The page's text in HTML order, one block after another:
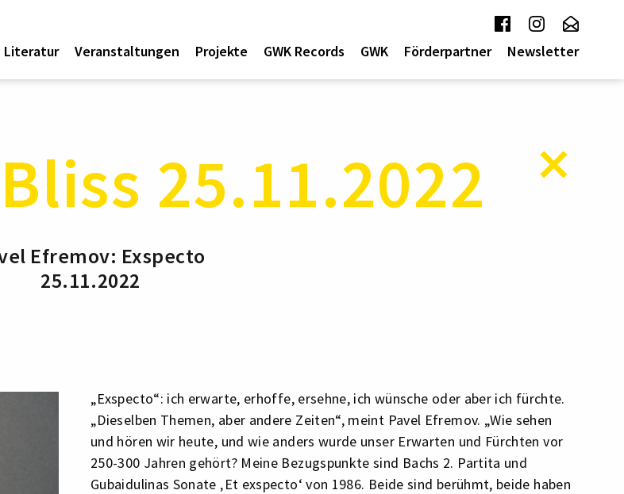
Literatur Veranstaltungen Projekte GWK Records GWK Förderpartner Newsletter
25.11.2022
Efremov: Exspecto
25.11.2022
„Exspecto“: ich erwarte, erhoffe, ersehne, ich wünsche oder aber ich fürchte.
„Dieselben Themen, aber andere Zeiten“, meint Pavel Efremov. „Wie sehen
und hören wir heute, und wie anders wurde unser Erwarten und Fürchten vor
250-300 Jahren gehört? Meine Bezugspunkte sind Bachs 2. Partita und
Gubaidulinas Sonate ‚Et exspecto‘ von 1986. Beide sind berühmt, beide haben